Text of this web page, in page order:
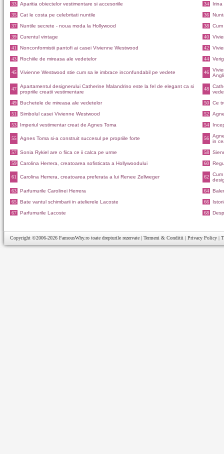
33
Aparitia obiectelor vestimentare si accesoriile 34
Irina
35
Cat le costa pe celebritati nuntile 36
37
Nuntile secrete - noua moda la Hollywood 38
39
Curentul vintage 40
41
Nonconformistii pantofi ai casei Vivienne Westwood 42
43
Rochiile de mireasa ale vedetelor 44
45 Vivienne Westwood stie cum sa le imbrace inconfundabil pe vedete 46
47
Apartamentul designerului Catherine Malandrino este la fel de elegant ca si
propriile creatii vestimentare
48
49
Buchetele de mireasa ale vedetelor 50
Ce
51
Simbolul casei Vivienne Westwood 52
53
Imperiul vestimentar creat de Agnes Toma 54
55 Agnes Toma si-a construit succesul pe propriile forte 56
in
57
Sonia Rykiel are o fiica ce ii calca pe urme 58
59
Carolina Herrera, creatoarea sofisticata a Hollywoodului 60
61 Carolina Herrera, creatoarea preferata a lui Renee Zellweger 62
63
Parfumurile Carolinei Herrera 64
65
Bate vantul schimbarii in atelierele Lacoste 66
67
Parfumurile Lacoste 68
Copyright ©2006-2026 FamousWhy.ro toate drepturile rezervate | Termeni & Conditii | Privacy Policy |